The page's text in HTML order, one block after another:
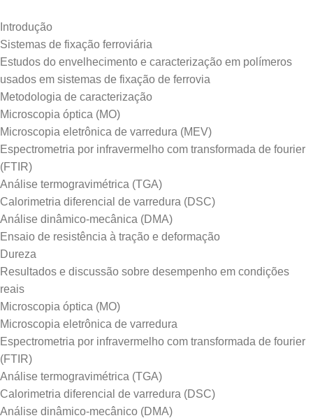
Introdução
Sistemas de fixação ferroviária
Estudos do envelhecimento e caracterização em polímeros
usados em sistemas de fixação de ferrovia
Metodologia de caracterização
Microscopia óptica (MO)
Microscopia eletrônica de varredura (MEV)
Espectrometria por infravermelho com transformada de fourier
(FTIR)
Análise termogravimétrica (TGA)
Calorimetria diferencial de varredura (DSC)
Análise dinâmico-mecânica (DMA)
Ensaio de resistência à tração e deformação
Dureza
Resultados e discussão sobre desempenho em condições
reais
Microscopia óptica (MO)
Microscopia eletrônica de varredura
Espectrometria por infravermelho com transformada de fourier
(FTIR)
Análise termogravimétrica (TGA)
Calorimetria diferencial de varredura (DSC)
Análise dinâmico-mecânico (DMA)